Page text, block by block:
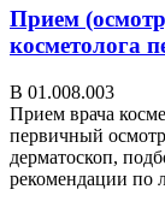
Прием
косметолога
В 01.008.003
Прием врача
первичный
дерматоскоп,
рекомендации по